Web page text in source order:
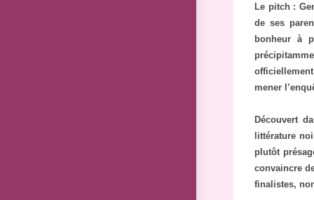
Le pitch :
de ses
bonheur à
mener
Découvert
littérature
plutôt
convaincre
finalistes,